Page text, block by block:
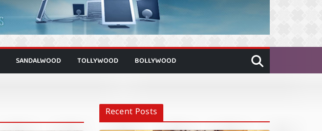
SANDALWOOD TOLLYWOOD BOLLYWOOD
Recent Posts